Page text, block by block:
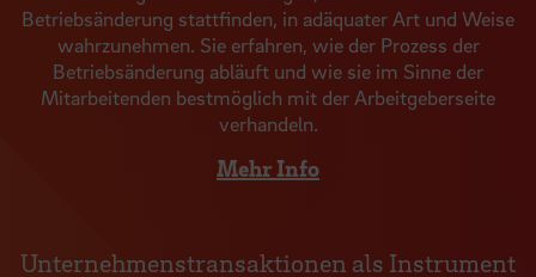
Betriebsänderung stattfinden, in adäquater Art und Weise
wahrzunehmen. Sie erfahren, wie der Prozess der
Betriebsänderung abläuft und wie sie im Sinne der
Mitarbeitenden bestmöglich mit der Arbeitgeberseite
verhandeln.
Mehr Info
Unternehmenstransaktionen als Instrument